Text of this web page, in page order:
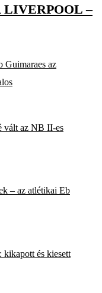
LIVERPOOL –
Guimaraes az
vált az NB II-es
– az atlétikai Eb
és kiesett